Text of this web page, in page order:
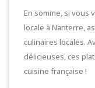
En somme, si vous
locale à Nanterre,
culinaires locales.
délicieuses, ces
cuisine française !